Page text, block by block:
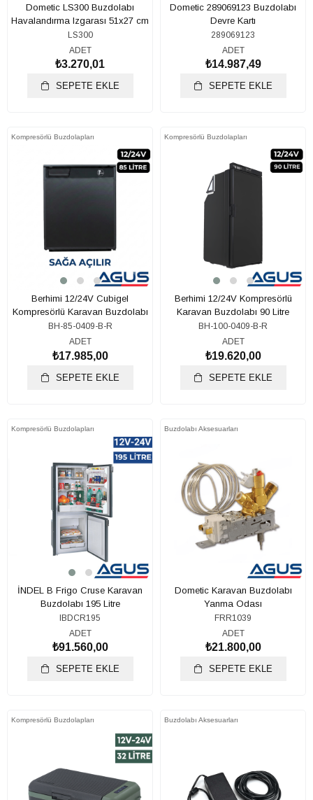
Dometic LS300 Buzdolabı
Havalandırma Izgarası 51x27 cm
LS300
ADET
₺3.270,01
SEPETE EKLE
Dometic 289069123 Buzdolabı
Devre Kartı
289069123
ADET
₺14.987,49
SEPETE EKLE
Kompresörlü Buzdolapları
Berhimi 12/24V Cubigel
Kompresörlü Karavan Buzdolabı
85 Litre
BH-85-0409-B-R
ADET
₺17.985,00
SEPETE EKLE
Kompresörlü Buzdolapları
Berhimi 12/24V Kompresörlü
Karavan Buzdolabı 90 Litre
BH-100-0409-B-R
ADET
₺19.620,00
SEPETE EKLE
Kompresörlü Buzdolapları
İNDEL B Frigo Cruse Karavan
Buzdolabı 195 Litre
IBDCR195
ADET
₺91.560,00
SEPETE EKLE
Buzdolabı Aksesuarları
Dometic Karavan Buzdolabı
Yanma Odası
FRR1039
ADET
₺21.800,00
SEPETE EKLE
Kompresörlü Buzdolapları Buzdolabı Aksesuarları